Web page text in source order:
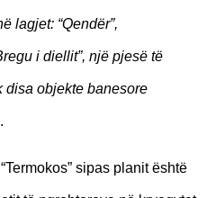
lagjet: “Qendër”,
i diellit”, një pjesë të
disa objekte banesore
sipas planit është